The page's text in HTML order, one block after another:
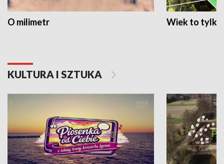
O milimetr Wiek to tylko
KULTURA I SZTUKA